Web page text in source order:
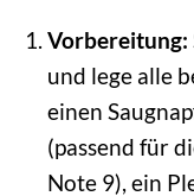
Vorbereitung:
und lege alle
einen
(passend für
Note 9), ein